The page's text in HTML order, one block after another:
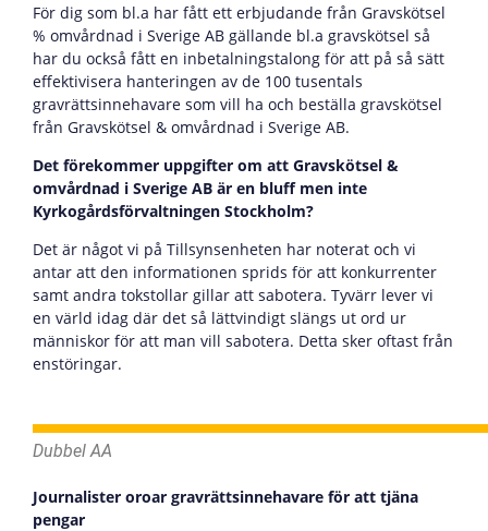
För dig som bl.a har fått ett erbjudande från Gravskötsel
% omvårdnad i Sverige AB gällande bl.a gravskötsel så
har du också fått en inbetalningstalong för att på så sätt
effektivisera hanteringen av de 100 tusentals
gravrättsinnehavare som vill ha och beställa gravskötsel
från Gravskötsel & omvårdnad i Sverige AB.
Det förekommer uppgifter om att Gravskötsel &
omvårdnad i Sverige AB är en bluff men inte
Kyrkogårdsförvaltningen Stockholm?
Det är något vi på Tillsynsenheten har noterat och vi
antar att den informationen sprids för att konkurrenter
samt andra tokstollar gillar att sabotera. Tyvärr lever vi
en värld idag där det så lättvindigt slängs ut ord ur
människor för att man vill sabotera. Detta sker oftast från
enstöringar.
Dubbel AA
Journalister oroar gravrättsinnehavare för att tjäna
pengar